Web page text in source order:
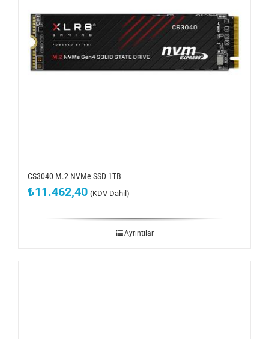
CS3040 M.2 NVMe SSD 1TB
₺11.462,40 (KDV Dahil)
Ayrıntılar